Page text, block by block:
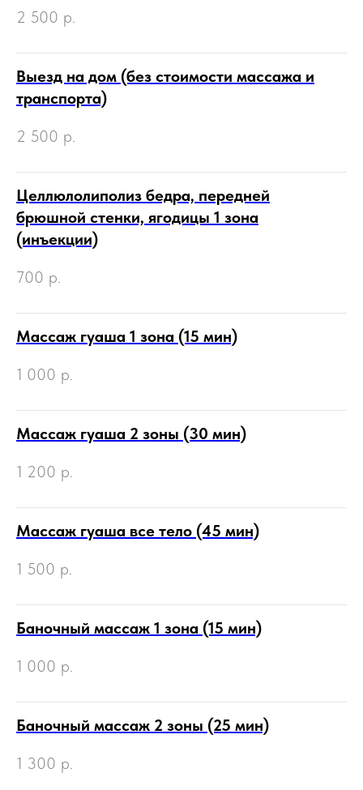
2 500 р.
Выезд на дом (без стоимости массажа и
транспорта)
2 500 р.
Целлюлолиполиз бедра, передней
брюшной стенки, ягодицы 1 зона
(инъекции)
700 р.
Массаж гуаша 1 зона (15 мин)
1 000 р.
Массаж гуаша 2 зоны (30 мин)
1 200 р.
Массаж гуаша все тело (45 мин)
1 500 р.
Баночный массаж 1 зона (15 мин)
1 000 р.
Баночный массаж 2 зоны (25 мин)
1 300 р.